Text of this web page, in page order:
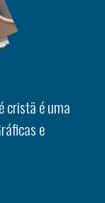
cristã é uma
e